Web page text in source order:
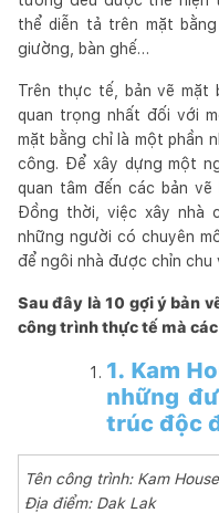
thể diễn tả trên mặt
giường, bàn ghế…
Trên thực tế, bản vẽ mặt
quan trọng nhất đối với
mặt bằng chỉ là một phần
công. Để xây dựng một
quan tâm đến các bản
Đồng thời, việc xây nhà
những người có chuyên
để ngôi nhà được chỉn chu
Sau đây là 10 gợi ý bản
công trình thực tế mà
1. Kam
những
trúc độc
Tên công trình: Kam House
Địa điểm: Dak Lak